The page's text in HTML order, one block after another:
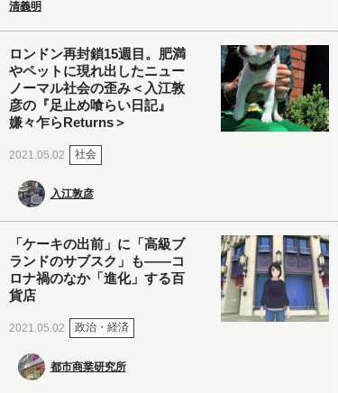
清義明
ロンドン再封鎖15週目。肥満
やペットに現れ出したニュー
ノーマル社会の歪み＜入江敦
彦の『足止め喰らい日記』
嫌々乍らReturns＞
2021.05.02 社会
入江敦彦
「ケーキの出前」に「高級ブ
ランドのサブスク」も――コ
ロナ禍のなか「進化」する百
貨店
2021.05.02 政治・経済
都市商業研究所